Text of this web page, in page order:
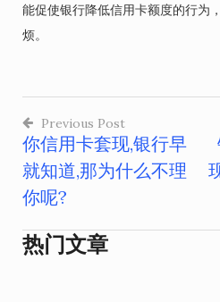
能促使银行降低信用卡额度的行为
烦。
文
章
航
Previous Post
你信用卡套现,银行早
就知道,那为什么不理
你呢?
热门文章